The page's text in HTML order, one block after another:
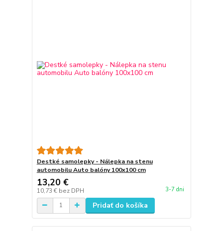
Destké samolepky - Nálepka na stenu
automobilu Auto balóny 100x100 cm
13,20 €
10,73 € bez DPH 3-7 dni
Pridať do košíka